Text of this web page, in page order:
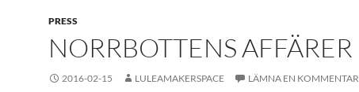
PRESS
NORRBOTTENS AFFÄRER
2016-02-15 LULEAMAKERSPACE LÄMNA EN KOMMENTAR